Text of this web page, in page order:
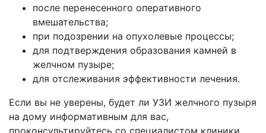
после перенесенного оперативного
вмешательства;
при подозрении на опухолевые процессы;
для подтверждения образования камней в
желчном пузыре;
для отслеживания эффективности лечения.
Если вы не уверены, будет ли УЗИ желчного пузыря
на дому информативным для вас,
проконсультируйтесь со специалистом клиники